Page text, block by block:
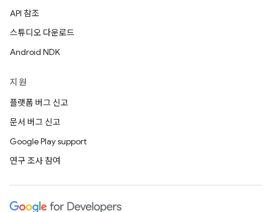
API 참조
스튜디오 다운로드
Android NDK
지원
플랫폼 버그 신고
문서 버그 신고
Google Play support
연구 조사 참여